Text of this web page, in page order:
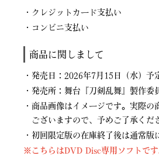
・クレジットカード支払い
・コンビニ支払い
商品に関しまして
・発売日：2026年7月15日（水）予
・発売所：舞台『刀剣乱舞』製作委
・商品画像はイメージです。実際の
ございますので、予めご了承くだ
・初回限定版の在庫終了後は通常版
※こちらはDVD Disc専用ソフトで